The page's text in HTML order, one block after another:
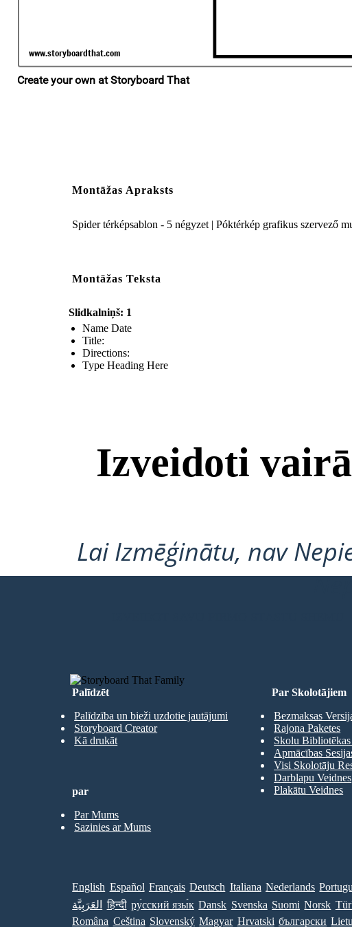
Montāžas Apraksts
Spider térképsablon - 5 négyzet | Póktérkép grafikus szervező
Montāžas Teksta
Slidkalniņš: 1
Name Date
Title:
Directions:
Type Heading Here
Izveidoti
Lai Izmēģinātu, nav
Palīdzēt
Palīdzība un bieži uzdotie jautājumi
Storyboard Creator
Kā drukāt
Par Skolotājiem
Bezmaksas
Rajona Paketes
Skolu
Apmācības
Visi Skolotāju
Darblapu Veidnes
Plakātu Veidnes
par
Par Mums
Sazinies ar Mums
English Español Français Deutsch Italiana Nederlands
العَرَبِيَّة
हिन्दी ру́сский язы́к Dansk Svenska Suomi Norsk
Româna Ceština Slovenský Magyar Hrvatski български